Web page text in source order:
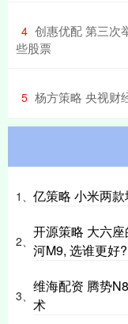
4 创惠优配 第三次
些股票
5 杨方策略 央视财
1、 亿策略 小米两
2、
开源策略 大六
河M9, 选谁更好?
3、
维海配资 腾势
术